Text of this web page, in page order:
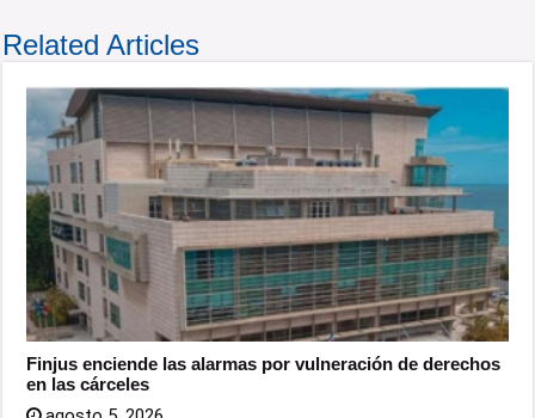
Related Articles
Finjus enciende las alarmas por vulneración de derechos
en las cárceles